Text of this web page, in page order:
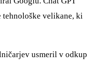
tehnološke velikane, ki
usmeril v odkup